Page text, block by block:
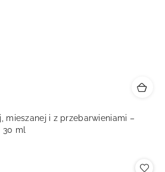
mieszanej i z przebarwieniami –
ml